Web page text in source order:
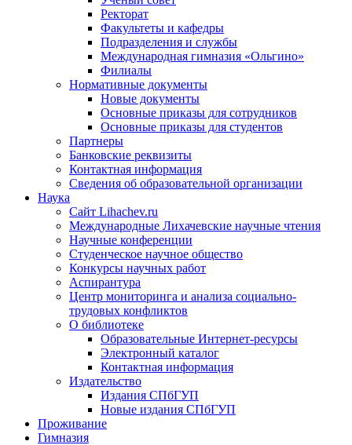
Ректорат
Факультеты и кафедры
Подразделения и службы
Международная гимназия «Ольгино»
Филиалы
Нормативные документы
Новые документы
Основные приказы для сотрудников
Основные приказы для студентов
Партнеры
Банковские реквизиты
Контактная информация
Сведения об образовательной организации
Наука
Сайт Lihachev.ru
Международные Лихачевские научные чтения
Научные конференции
Студенческое научное общество
Конкурсы научных работ
Аспирантура
Центр мониторинга и анализа социально-
трудовых конфликтов
О библиотеке
Образовательные Интернет-ресурсы
Электронный каталог
Контактная информация
Издательство
Издания СПбГУП
Новые издания СПбГУП
Проживание
Гимназия